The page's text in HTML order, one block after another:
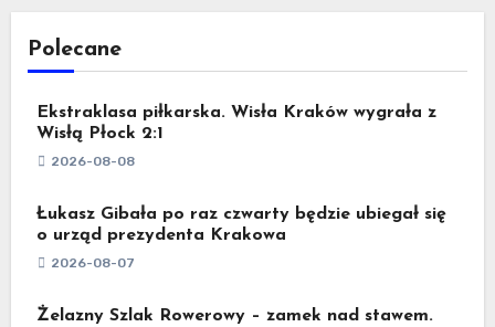
Polecane
Ekstraklasa piłkarska. Wisła Kraków wygrała z
Wisłą Płock 2:1
2026-08-08
Łukasz Gibała po raz czwarty będzie ubiegał się
o urząd prezydenta Krakowa
2026-08-07
Żelazny Szlak Rowerowy – zamek nad stawem.